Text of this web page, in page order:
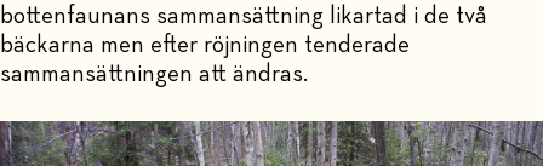
bottenfaunans sammansättning likartad i de två
bäckarna men efter röjningen tenderade
sammansättningen att ändras.